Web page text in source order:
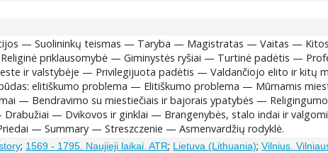
— Suolininkų teismas — Taryba — Magistratas — Vaitas —
priklausomybė — Giminystės ryšiai — Turtinė padėtis —
ir valstybėje — Privilegijuota padėtis — Valdančiojo elito ir kitų
elitiškumo problema — Elitiškumo problema — Mūrnamis
— Bendravimo su miestiečiais ir bajorais ypatybės —
— Dvikovos ir ginklai — Brangenybės, stalo indai ir
— Summary — Streszczenie — Asmenvardžių rodyklė.
; 1569 - 1795. Naujieji laikai. ATR; Lietuva (Lithuania);Vilnius.